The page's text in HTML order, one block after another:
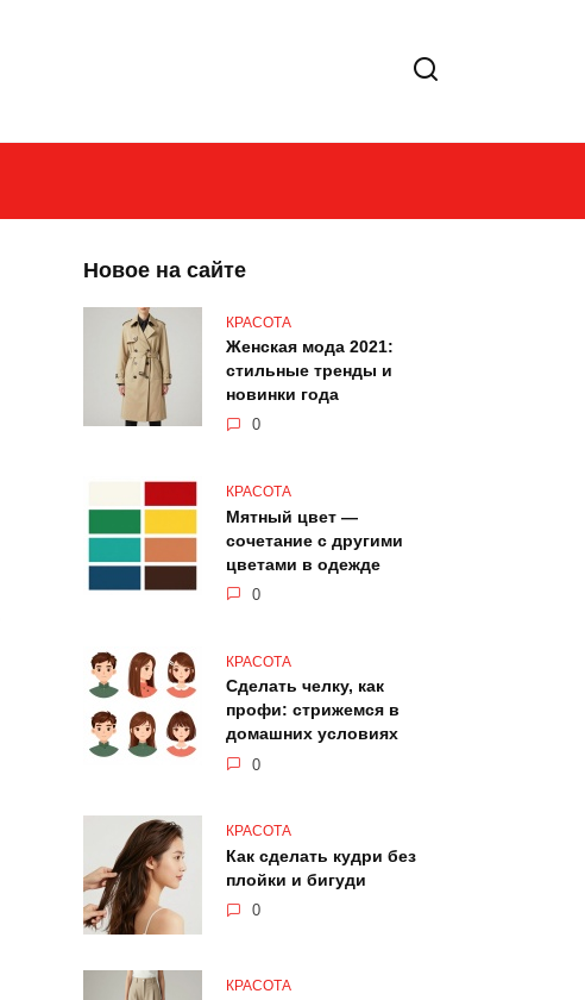
Новое на сайте
КРАСОТА
Женская мода 2021:
стильные тренды и
новинки года
0
КРАСОТА
Мятный цвет —
сочетание с другими
цветами в одежде
0
КРАСОТА
Сделать челку, как
профи: стрижемся в
домашних условиях
0
КРАСОТА
Как сделать кудри без
плойки и бигуди
0
КРАСОТА